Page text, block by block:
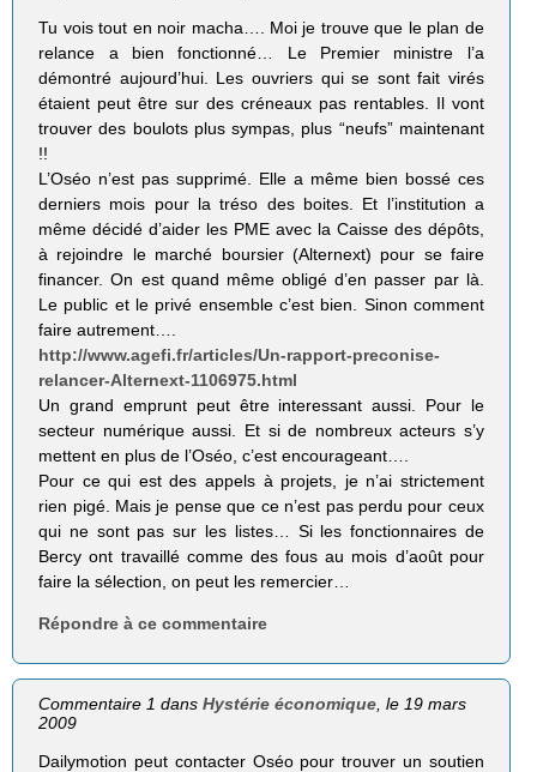
Tu vois tout en noir macha…. Moi je trouve que le plan de
relance a bien fonctionné… Le Premier ministre l’a
démontré aujourd’hui. Les ouvriers qui se sont fait virés
étaient peut être sur des créneaux pas rentables. Il vont
trouver des boulots plus sympas, plus “neufs” maintenant
!!
L’Oséo n’est pas supprimé. Elle a même bien bossé ces
derniers mois pour la tréso des boites. Et l’institution a
même décidé d’aider les PME avec la Caisse des dépôts,
à rejoindre le marché boursier (Alternext) pour se faire
financer. On est quand même obligé d’en passer par là.
Le public et le privé ensemble c’est bien. Sinon comment
faire autrement….
http://www.agefi.fr/articles/Un-rapport-preconise-
relancer-Alternext-1106975.html
Un grand emprunt peut être interessant aussi. Pour le
secteur numérique aussi. Et si de nombreux acteurs s’y
mettent en plus de l’Oséo, c’est encourageant….
Pour ce qui est des appels à projets, je n’ai strictement
rien pigé. Mais je pense que ce n’est pas perdu pour ceux
qui ne sont pas sur les listes… Si les fonctionnaires de
Bercy ont travaillé comme des fous au mois d’août pour
faire la sélection, on peut les remercier…
Répondre à ce commentaire
Commentaire 1 dansHystérie économique , le 19 mars
2009
Dailymotion peut contacter Oséo pour trouver un soutien